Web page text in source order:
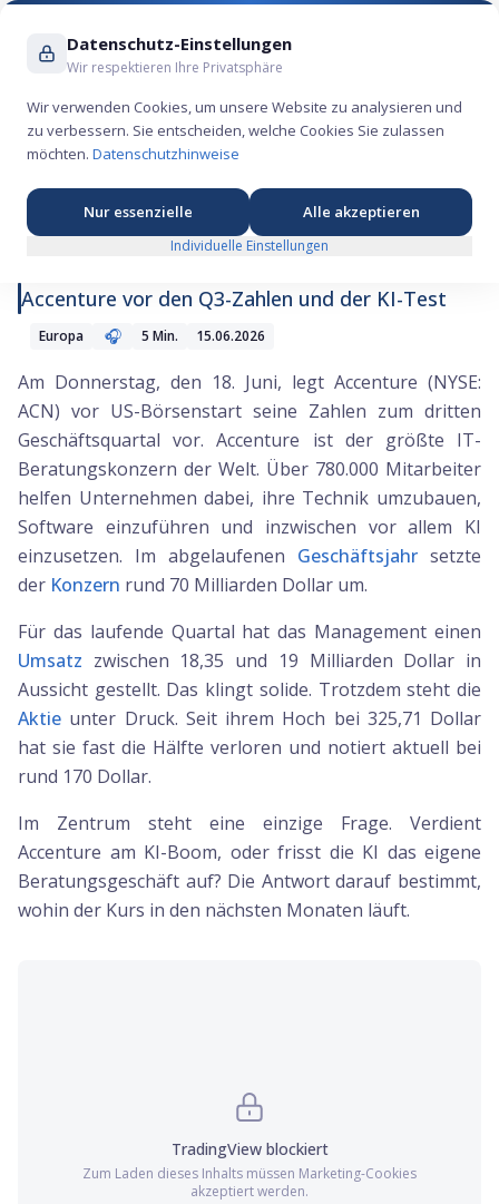
Suche ...
Accenture vor den Q3-Zahlen und der Test fürs
Accenture vor den Q3-Zahlen und der KI-Test
Europa 🎧 5 Min. 15.06.2026
Am Donnerstag, den 18. Juni, legt Accenture (NYSE:
ACN) vor US-Börsenstart seine Zahlen zum dritten
Geschäftsquartal vor. Accenture ist der größte IT-
Beratungskonzern der Welt. Über 780.000 Mitarbeiter
helfen Unternehmen dabei, ihre Technik umzubauen,
Software einzuführen und inzwischen vor allem KI
einzusetzen. Im abgelaufenen Geschäftsjahr setzte
der Konzern rund 70 Milliarden Dollar um.
Für das laufende Quartal hat das Management einen
Umsatz zwischen 18,35 und 19 Milliarden Dollar in
Aussicht gestellt. Das klingt solide. Trotzdem steht die
Aktie unter Druck. Seit ihrem Hoch bei 325,71 Dollar
hat sie fast die Hälfte verloren und notiert aktuell bei
rund 170 Dollar.
Im Zentrum steht eine einzige Frage. Verdient
Accenture am KI-Boom, oder frisst die KI das eigene
Beratungsgeschäft auf? Die Antwort darauf bestimmt,
wohin der Kurs in den nächsten Monaten läuft.
TradingViewblockiert
Zum Laden dieses Inhalts müssen Marketing-Cookies
akzeptiert werden.
Datenschutz-Einstellungen
Wir respektieren Ihre Privatsphäre
Wir verwenden Cookies, um unsere Website zu analysieren und
zu verbessern. Sie entscheiden, welche Cookies Sie zulassen
möchten. Datenschutzhinweise
Nur essenzielle Alle akzeptieren
Individuelle Einstellungen